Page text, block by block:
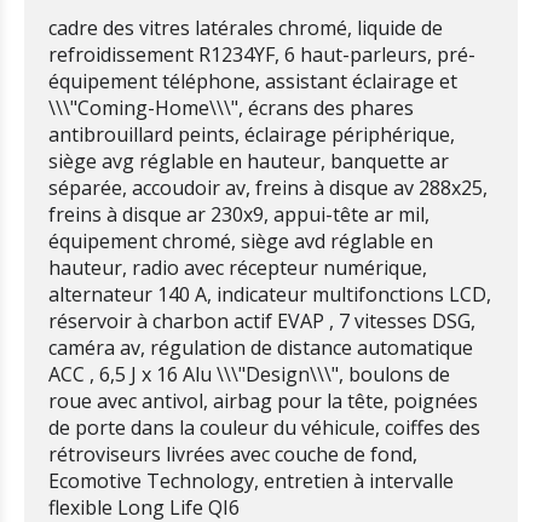
cadre des vitres latérales chromé, liquide de
refroidissement R1234YF, 6 haut-parleurs, pré-
équipement téléphone, assistant éclairage et
\\\"Coming-Home\\\", écrans des phares
antibrouillard peints, éclairage périphérique,
siège avg réglable en hauteur, banquette ar
séparée, accoudoir av, freins à disque av 288x25,
freins à disque ar 230x9, appui-tête ar mil,
équipement chromé, siège avd réglable en
hauteur, radio avec récepteur numérique,
alternateur 140 A, indicateur multifonctions LCD,
réservoir à charbon actif EVAP , 7 vitesses DSG,
caméra av, régulation de distance automatique
ACC , 6,5 J x 16 Alu \\\"Design\\\", boulons de
roue avec antivol, airbag pour la tête, poignées
de porte dans la couleur du véhicule, coiffes des
rétroviseurs livrées avec couche de fond,
Ecomotive Technology, entretien à intervalle
flexible Long Life QI6